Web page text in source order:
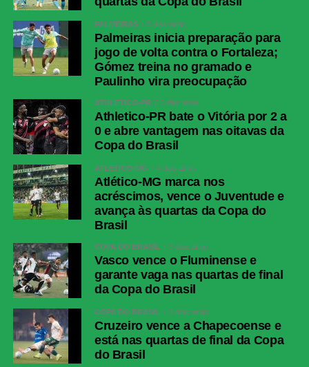
PALMEIRAS 5 dias atrás
Palmeiras inicia preparação para
jogo de volta contra o Fortaleza;
Gómez treina no gramado e
Paulinho vira preocupação
ATHLETICO-PR 5 dias atrás
Athletico-PR bate o Vitória por 2 a
0 e abre vantagem nas oitavas da
Copa do Brasil
ATLÉTICO-MG 4 dias atrás
Atlético-MG marca nos
acréscimos, vence o Juventude e
avança às quartas da Copa do
Brasil
COPA DO BRASIL 3 dias atrás
Vasco vence o Fluminense e
garante vaga nas quartas de final
da Copa do Brasil
COPA DO BRASIL 3 dias atrás
Cruzeiro vence a Chapecoense e
está nas quartas de final da Copa
do Brasil